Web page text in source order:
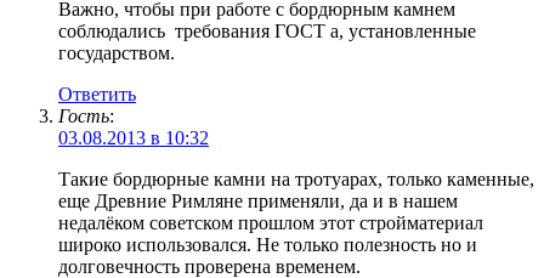
Важно, чтобы при работе с бордюрным камнем
соблюдались требования ГОСТ а, установленные
государством.
Ответить
Гость:
03.08.2013 в 10:32
Такие бордюрные камни на тротуарах, только каменные,
еще Древние Римляне применяли, да и в нашем
недалёком советском прошлом этот стройматериал
широко использовался. Не только полезность но и
долговечность проверена временем.